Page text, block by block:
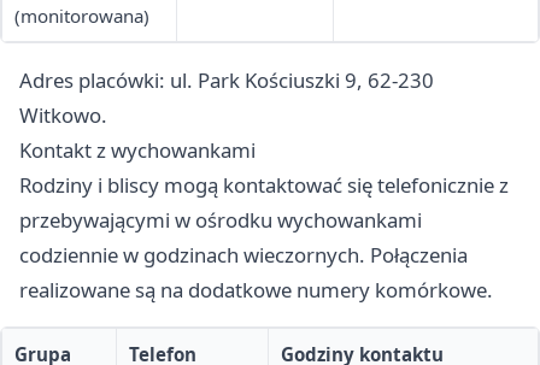
(monitorowana)
Adres placówki: ul. Park Kościuszki 9, 62-230
Witkowo.
Kontakt z wychowankami
Rodziny i bliscy mogą kontaktować się telefonicznie z
przebywającymi w ośrodku wychowankami
codziennie w godzinach wieczornych. Połączenia
realizowane są na dodatkowe numery komórkowe.
Grupa Telefon Godziny kontaktu